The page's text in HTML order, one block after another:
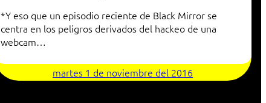
*Y eso que un episodio reciente de Black Mirror se
centra en los peligros derivados del hackeo de una
webcam…
martes 1 de noviembre del 2016